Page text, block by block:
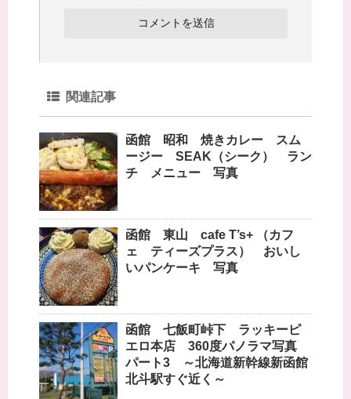
関連記事
函館 昭和 焼きカレー スム
ージー SEAK（シーク） ラン
チ メニュー 写真
函館 東山 cafe T’s+ （カフ
ェ ティーズプラス） おいし
いパンケーキ 写真
函館 七飯町峠下 ラッキーピ
エロ本店 360度パノラマ写真
パート3 ～北海道新幹線新函館
北斗駅すぐ近く～